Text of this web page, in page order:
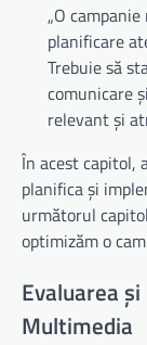
„O
planificare
Trebuie să
comunicare
relevant și
În acest capitol,
planifica și
următorul
optimizăm o
Evaluarea
Multimedia